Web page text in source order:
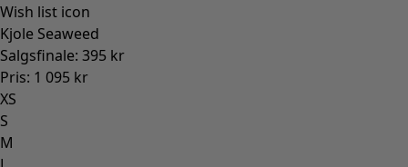
Wish list icon
Kjole Seaweed
Salgsfinale: 395 kr
Pris: 1 095 kr
XS
S
M